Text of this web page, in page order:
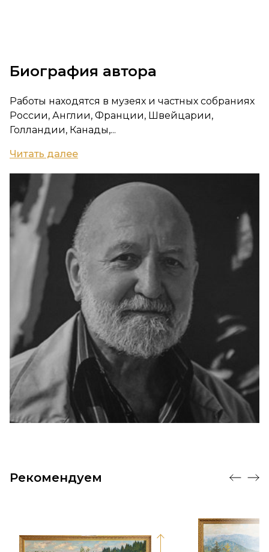
Биография автора
Работы находятся в музеях и частных собраниях
России, Англии, Франции, Швейцарии,
Голландии, Канады,...
Читать далее
Рекомендуем